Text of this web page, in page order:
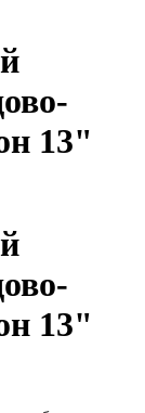
13"
13"